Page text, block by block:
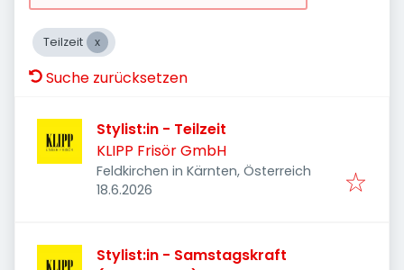
Teilzeit
Suche zurücksetzen
Stylist:in - Teilzeit
KLIPP Frisör GmbH
Feldkirchen in Kärnten, Österreich
Veröffentlicht
18.6.2026
Stylist:in - Samstagskraft